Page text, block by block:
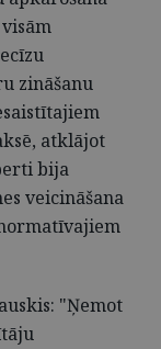
zināšanu
atklājot
bija
veicināšana
"Ņemot